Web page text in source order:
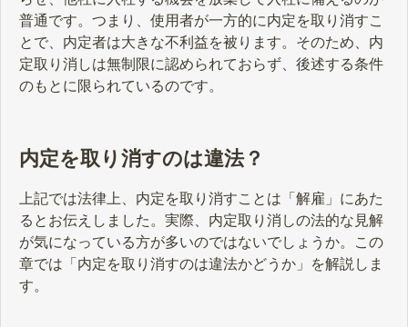
普通です。つまり、使用者が一方的に内定を取り消すこ
とで、内定者は大きな不利益を被ります。そのため、内
定取り消しは無制限に認められておらず、後述する条件
のもとに限られているのです。
内定を取り消すのは違法？
上記では法律上、内定を取り消すことは「解雇」にあた
るとお伝えしました。実際、内定取り消しの法的な見解
が気になっている方が多いのではないでしょうか。この
章では「内定を取り消すのは違法かどうか」を解説しま
す。